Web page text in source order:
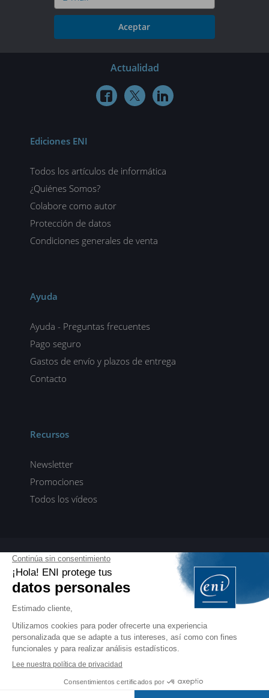
Aceptar
Actualidad
  
Ediciones ENI
Todos los artículos de informática
¿Quiénes Somos?
Colabore como autor
Protección de datos
Condiciones generales de venta
Ayuda
Ayuda - Preguntas frecuentes
Pago seguro
Gastos de envío y plazos de entrega
Contacto
Recursos
Newsletter
Promociones
Todos los vídeos
ENI elearning
E-formaciones en 5 idiomas
Manuales para profesionales de la formación
EDITIONS ENI